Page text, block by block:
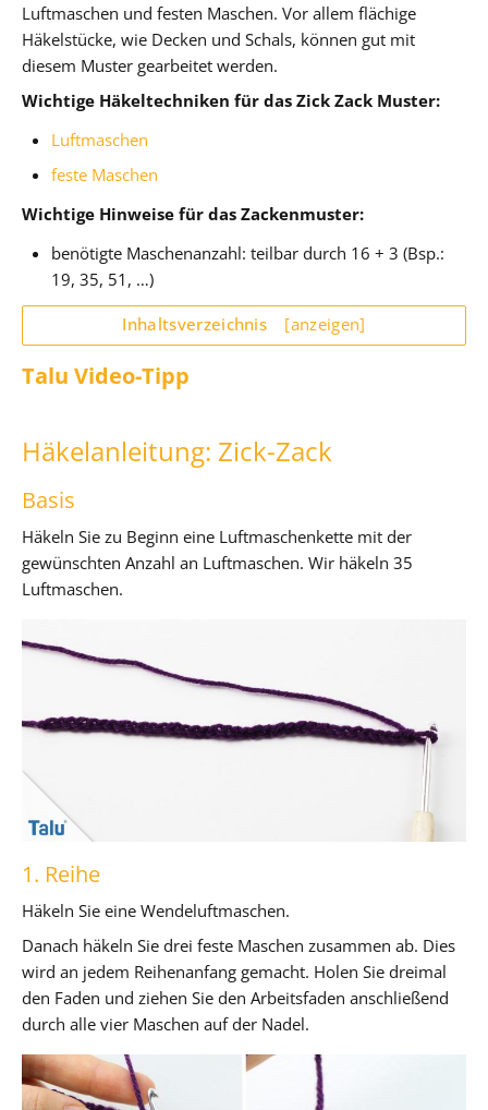
Luftmaschen und festen Maschen. Vor allem flächige
Häkelstücke, wie Decken und Schals, können gut mit
diesem Muster gearbeitet werden.
Wichtige Häkeltechniken für das Zick Zack Muster:
Luftmaschen
feste Maschen
Wichtige Hinweise für das Zackenmuster:
benötigte Maschenanzahl: teilbar durch 16 + 3 (Bsp.:
19, 35, 51, …)
Inhaltsverzeichnis [anzeigen]
Talu Video-Tipp
Häkelanleitung: Zick-Zack
Basis
Häkeln Sie zu Beginn eine Luftmaschenkette mit der
gewünschten Anzahl an Luftmaschen. Wir häkeln 35
Luftmaschen.
1. Reihe
Häkeln Sie eine Wendeluftmaschen.
Danach häkeln Sie drei feste Maschen zusammen ab. Dies
wird an jedem Reihenanfang gemacht. Holen Sie dreimal
den Faden und ziehen Sie den Arbeitsfaden anschließend
durch alle vier Maschen auf der Nadel.